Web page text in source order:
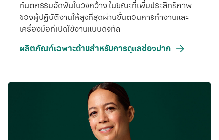
ทันตกรรมจัดฟันในวงกว้าง ในขณะที่เพิ่มประสิทธิภาพ
ของผู้ปฏิบัติงานให้สูงที่สุดผ่านขั้นตอนการทํางานและ
เครื่องมือที่เปิดใช้งานแบบดิจิทัล
ผลิตภัณฑ์เฉพาะด้านสําหรับการดูแลช่องปาก